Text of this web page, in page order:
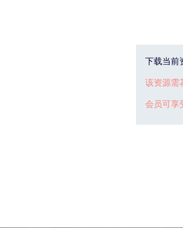
下载当前
该资源需
会员可享